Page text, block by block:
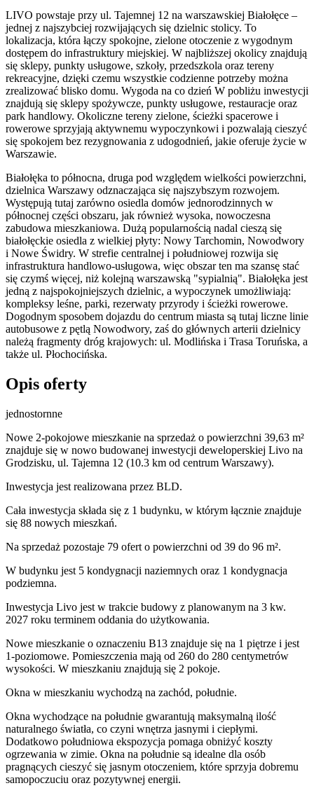
LIVO powstaje przy ul. Tajemnej 12 na warszawskiej Białołęce –
jednej z najszybciej rozwijających się dzielnic stolicy. To
lokalizacja, która łączy spokojne, zielone otoczenie z wygodnym
dostępem do infrastruktury miejskiej. W najbliższej okolicy znajdują
się sklepy, punkty usługowe, szkoły, przedszkola oraz tereny
rekreacyjne, dzięki czemu wszystkie codzienne potrzeby można
zrealizować blisko domu. Wygoda na co dzień W pobliżu inwestycji
znajdują się sklepy spożywcze, punkty usługowe, restauracje oraz
park handlowy. Okoliczne tereny zielone, ścieżki spacerowe i
rowerowe sprzyjają aktywnemu wypoczynkowi i pozwalają cieszyć
się spokojem bez rezygnowania z udogodnień, jakie oferuje życie w
Warszawie.
Białołęka to północna, druga pod względem wielkości powierzchni,
dzielnica Warszawy odznaczająca się najszybszym rozwojem.
Występują tutaj zarówno osiedla domów jednorodzinnych w
północnej części obszaru, jak również wysoka, nowoczesna
zabudowa mieszkaniowa. Dużą popularnością nadal cieszą się
białołęckie osiedla z wielkiej płyty: Nowy Tarchomin, Nowodwory
i Nowe Świdry. W strefie centralnej i południowej rozwija się
infrastruktura handlowo-usługowa, więc obszar ten ma szansę stać
się czymś więcej, niż kolejną warszawską "sypialnią". Białołęka jest
jedną z najspokojniejszych dzielnic, a wypoczynek umożliwiają:
kompleksy leśne, parki, rezerwaty przyrody i ścieżki rowerowe.
Dogodnym sposobem dojazdu do centrum miasta są tutaj liczne linie
autobusowe z pętlą Nowodwory, zaś do głównych arterii dzielnicy
należą fragmenty dróg krajowych: ul. Modlińska i Trasa Toruńska, a
także ul. Płochocińska.
Opis oferty
jednostornne
Nowe 2-pokojowe mieszkanie na sprzedaż o powierzchni 39,63 m²
znajduje się w nowo budowanej inwestycji deweloperskiej Livo na
Grodzisku, ul. Tajemna 12 (10.3 km od centrum Warszawy).
Inwestycja jest realizowana przez BLD.
Cała inwestycja składa się z 1 budynku, w którym łącznie znajduje
się 88 nowych mieszkań.
Na sprzedaż pozostaje 79 ofert o powierzchni od 39 do 96 m².
W budynku jest 5 kondygnacji naziemnych oraz 1 kondygnacja
podziemna.
Inwestycja Livo jest w trakcie budowy z planowanym na 3 kw.
2027 roku terminem oddania do użytkowania.
Nowe mieszkanie o oznaczeniu B13 znajduje się na 1 piętrze i jest
1-poziomowe. Pomieszczenia mają od 260 do 280 centymetrów
wysokości. W mieszkaniu znajdują się 2 pokoje.
Okna w mieszkaniu wychodzą na zachód, południe.
Okna wychodzące na południe gwarantują maksymalną ilość
naturalnego światła, co czyni wnętrza jasnymi i ciepłymi.
Dodatkowo południowa ekspozycja pomaga obniżyć koszty
ogrzewania w zimie. Okna na południe są idealne dla osób
pragnących cieszyć się jasnym otoczeniem, które sprzyja dobremu
samopoczuciu oraz pozytywnej energii.